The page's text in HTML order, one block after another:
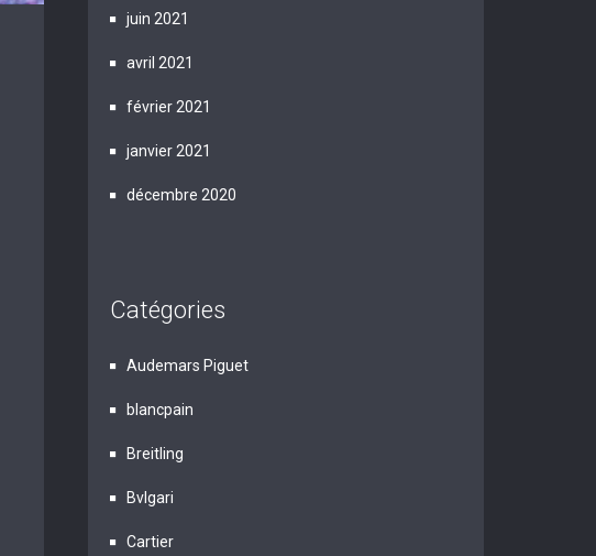
juin 2021
avril 2021
février 2021
janvier 2021
décembre 2020
Catégories
Audemars Piguet
blancpain
Breitling
Bvlgari
Cartier